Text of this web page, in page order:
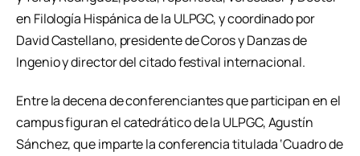
en Filología Hispánica de la ULPGC, y coordinado por
David Castellano, presidente de Coros y Danzas de
Ingenio y director del citado festival internacional.
Entre la decena de conferenciantes que participan en el
campus figuran el catedrático de la ULPGC, Agustín
Sánchez, que imparte la conferencia titulada ‘Cuadro de